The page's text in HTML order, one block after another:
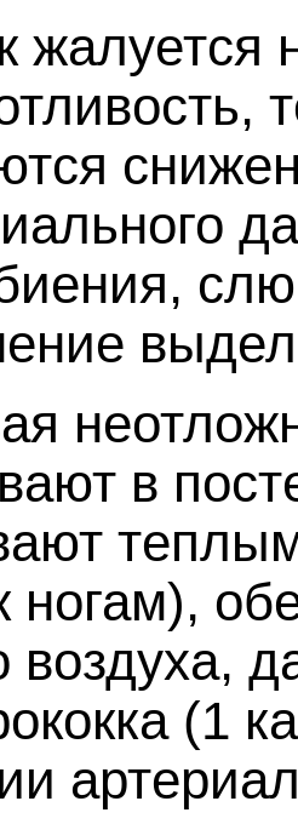
жалуется
в
ногам),
воздуха,
(1